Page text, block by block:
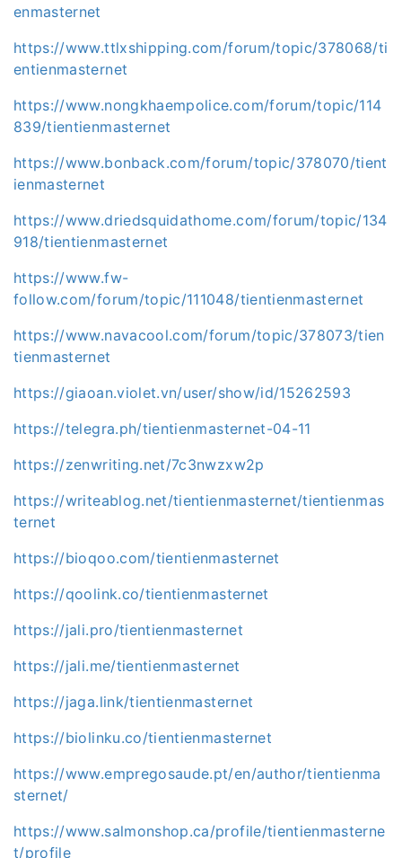
enmasternet
https://www.ttlxshipping.com/forum/topic/378068/ti
entienmasternet
https://www.nongkhaempolice.com/forum/topic/114
839/tientienmasternet
https://www.bonback.com/forum/topic/378070/tient
ienmasternet
https://www.driedsquidathome.com/forum/topic/134
918/tientienmasternet
https://www.fw-
follow.com/forum/topic/111048/tientienmasternet
https://www.navacool.com/forum/topic/378073/tien
tienmasternet
https://giaoan.violet.vn/user/show/id/15262593
https://telegra.ph/tientienmasternet-04-11
https://zenwriting.net/7c3nwzxw2p
https://writeablog.net/tientienmasternet/tientienmas
ternet
https://bioqoo.com/tientienmasternet
https://qoolink.co/tientienmasternet
https://jali.pro/tientienmasternet
https://jali.me/tientienmasternet
https://jaga.link/tientienmasternet
https://biolinku.co/tientienmasternet
https://www.empregosaude.pt/en/author/tientienma
sternet/
https://www.salmonshop.ca/profile/tientienmasterne
t/profile